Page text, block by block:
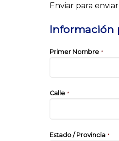
Enviar para
Información
Primer Nombre *
Calle *
Estado / Provincia *